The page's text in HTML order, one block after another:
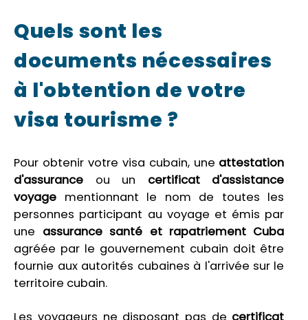
Quels sont les
documents nécessaires
à l'obtention de votre
visa tourisme ?
Pour obtenir votre visa cubain, une attestation
d'assurance ou un certificat d'assistance
voyage mentionnant le nom de toutes les
personnes participant au voyage et émis par
une assurance santé et rapatriement Cuba
agréée par le gouvernement cubain doit être
fournie aux autorités cubaines à l'arrivée sur le
territoire cubain.